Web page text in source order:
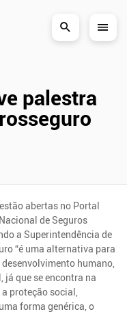
palestra
abertas no Portal
de Seguros
a Superintendência de
“é uma alternativa para
humano,
que se encontra na
proteção social,
forma genérica, o